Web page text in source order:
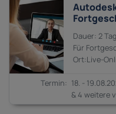
2
18. -
& 4 weitere